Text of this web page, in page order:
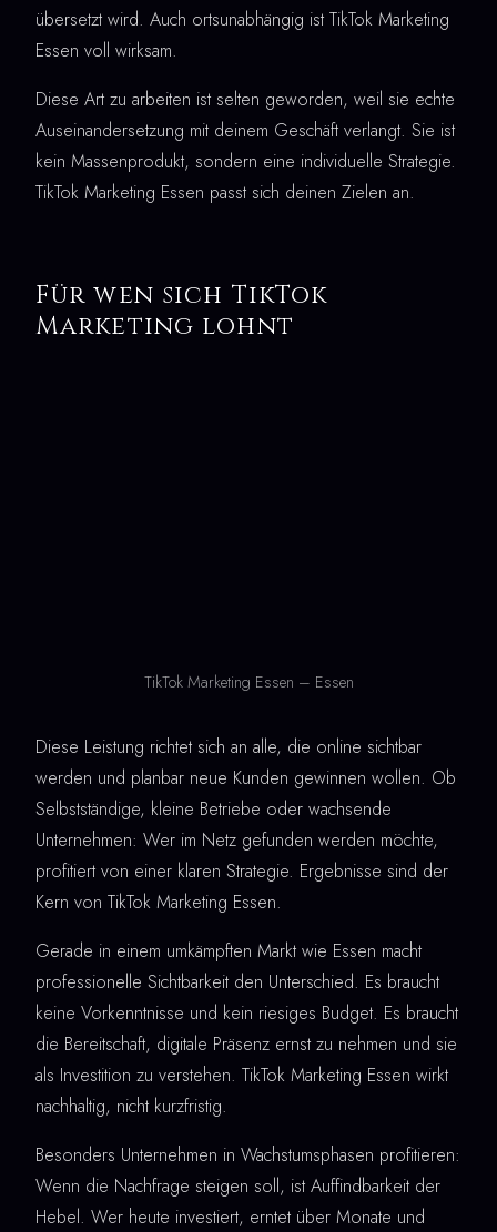
übersetzt wird. Auch ortsunabhängig ist TikTok Marketing
Essen voll wirksam.
Diese Art zu arbeiten ist selten geworden, weil sie echte
Auseinandersetzung mit deinem Geschäft verlangt. Sie ist
kein Massenprodukt, sondern eine individuelle Strategie.
TikTok Marketing Essen passt sich deinen Zielen an.
Für wen sich TikTok
Marketing lohnt
TikTok Marketing Essen – Essen
Diese Leistung richtet sich an alle, die online sichtbar
werden und planbar neue Kunden gewinnen wollen. Ob
Selbstständige, kleine Betriebe oder wachsende
Unternehmen: Wer im Netz gefunden werden möchte,
profitiert von einer klaren Strategie. Ergebnisse sind der
Kern von TikTok Marketing Essen.
Gerade in einem umkämpften Markt wie Essen macht
professionelle Sichtbarkeit den Unterschied. Es braucht
keine Vorkenntnisse und kein riesiges Budget. Es braucht
die Bereitschaft, digitale Präsenz ernst zu nehmen und sie
als Investition zu verstehen. TikTok Marketing Essen wirkt
nachhaltig, nicht kurzfristig.
Besonders Unternehmen in Wachstumsphasen profitieren:
Wenn die Nachfrage steigen soll, ist Auffindbarkeit der
Hebel. Wer heute investiert, erntet über Monate und